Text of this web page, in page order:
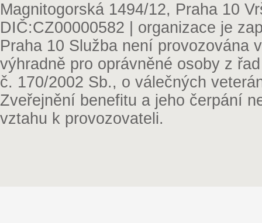
Magnitogorská 1494/12, Praha 10
DIČ:CZ00000582 | organizace je
Praha 10 Služba není provozována
výhradně pro oprávněné osoby z
č. 170/2002 Sb., o válečných
Zveřejnění benefitu a jeho čerpání
vztahu k provozovateli.